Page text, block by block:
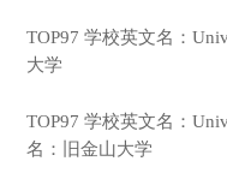
TOP97 学校英文名：
大学
TOP97 学校英文名：
名：旧金山大学